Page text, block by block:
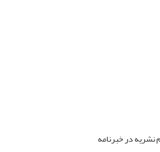
نشریه در خبرنامه